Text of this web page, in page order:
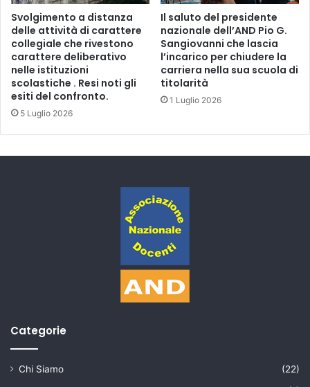
Svolgimento a distanza
delle attività di carattere
collegiale che rivestono
carattere deliberativo
nelle istituzioni
scolastiche . Resi noti gli
esiti del confronto.
5 Luglio 2026
Il saluto del presidente
nazionale dell’AND Pio G.
Sangiovanni che lascia
l’incarico per chiudere la
carriera nella sua scuola di
titolarità
1 Luglio 2026
Categorie
Chi Siamo (22)